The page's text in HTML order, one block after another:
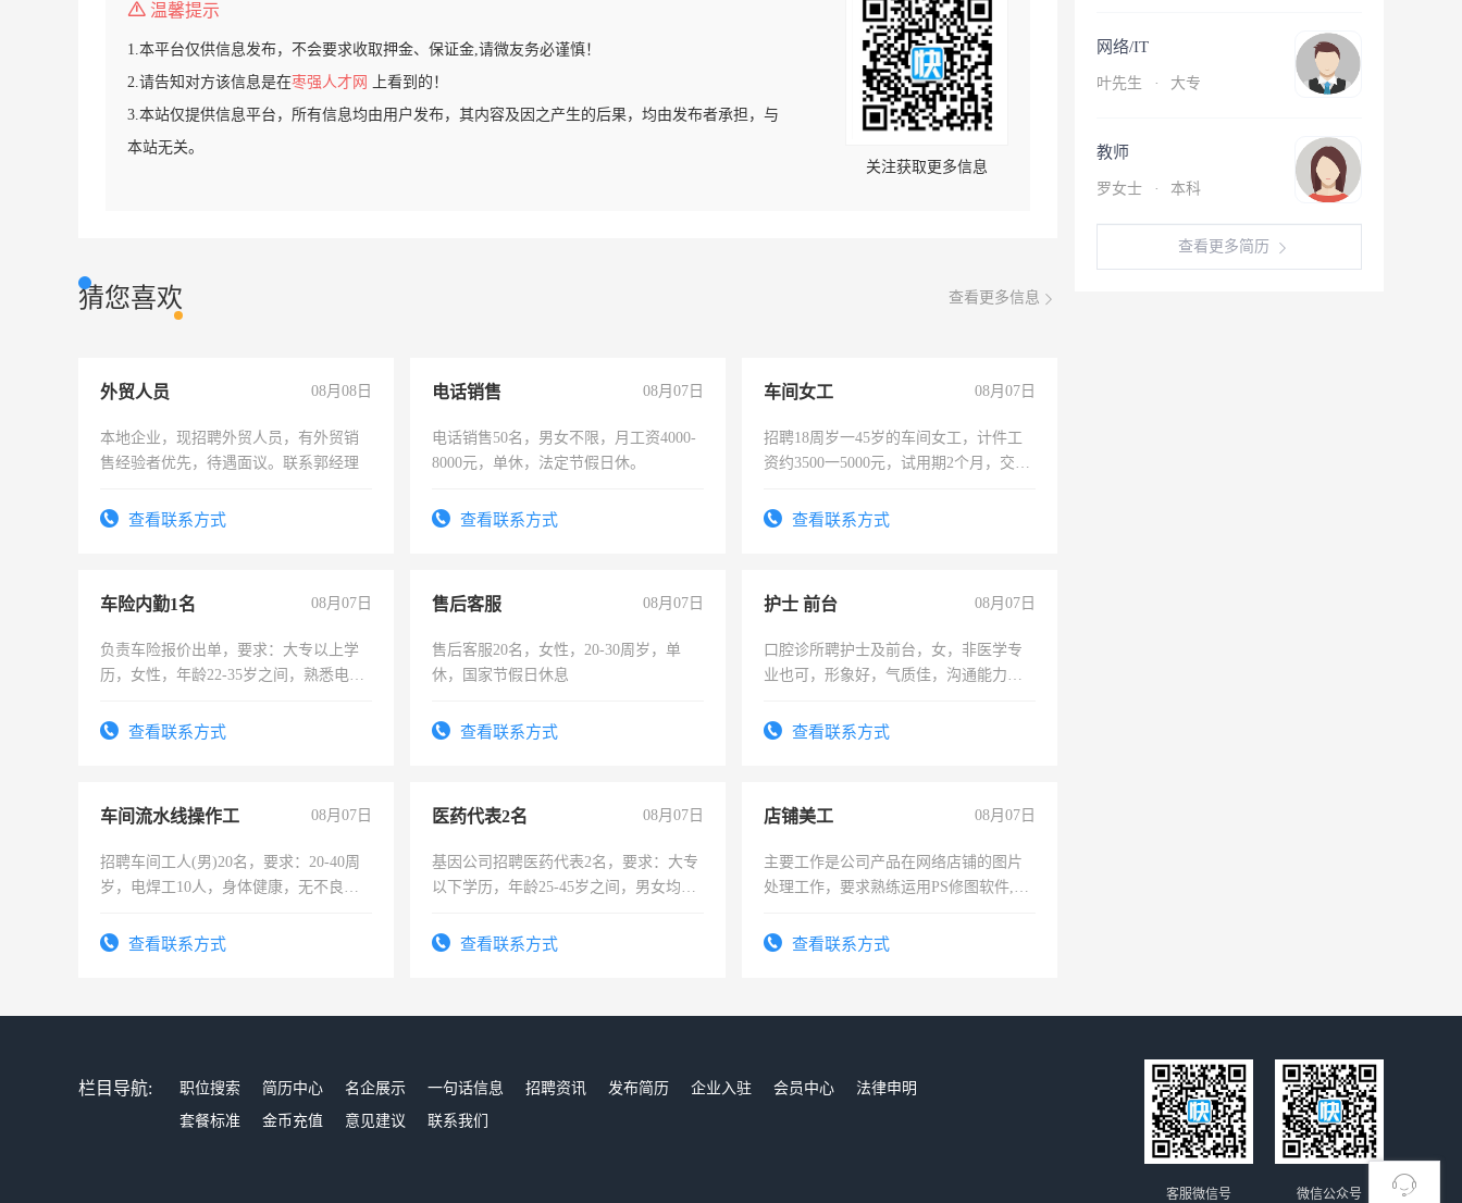
温馨提示
1.本平台仅供信息发布，不会要求收取押金、保证金,请微友务必谨慎！
2.请告知对方该信息是在枣强人才网
上看到的！
3.本站仅提供信息平台，所有信息均由用户发布，其内容及因之产生的后果，均由发布者承担，与
本站无关。
关注获取更多信息
猜您喜欢 查看更多信息
外贸人员 08月08日
本地企业，现招聘外贸人员，有外贸销
售经验者优先，待遇面议。联系郭经理
查看联系方式
电话销售 08月07日
电话销售50名，男女不限，月工资4000-
8000元，单休，法定节假日休。
查看联系方式
车间女工 08月07日
招聘18周岁一45岁的车间女工，计件工
资约3500一5000元，试用期2个月，交五
查看联系方式
车险内勤1名 08月07日
负责车险报价出单，要求：大专以上学
历，女性，年龄22-35岁之间，熟悉电脑
试用期1-3个月，转正后交纳五险，
查看联系方式
售后客服 08月07日
售后客服20名，女性，20-30周岁，单
休，国家节假日休息
查看联系方式
护士 前台 08月07日
口腔诊所聘护士及前台，女，非医学专
业也可，形象好，气质佳，沟通能力
查看联系方式
车间流水线操作工 08月07日
招聘车间工人(男)20名，要求：20-40周
岁，电焊工10人，身体健康，无不良嗜
宿，免费发放劳保用品，两班倒，每月
查看联系方式
医药代表2名 08月07日
基因公司招聘医药代表2名，要求：大专
以下学历，年龄25-45岁之间，男女均
表或者有医学资质的优先，底薪+绩效，
查看联系方式
店铺美工 08月07日
主要工作是公司产品在网络店铺的图片
处理工作，要求熟练运用PS修图软件,工
查看联系方式
网络/IT
叶先生 · 大专
教师
罗女士 · 本科
查看更多简历
栏目导航: 职位搜索 简历中心 名企展示 一句话信息 招聘资讯 发布简历 企业入驻 会员中心
法律申明
套餐标准
金币充值 意见建议 联系我们
微信公众号
客服微信号